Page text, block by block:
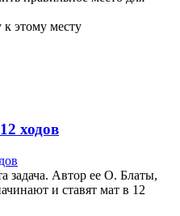
этому месту
ходов
задача. Автор ее О. Блаты,
и ставят мат в 12